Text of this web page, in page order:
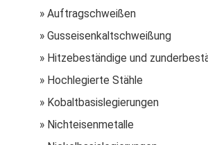
» Auftragschweißen
» Gusseisenkaltschweißung
» Hitzebeständige und
» Hochlegierte Stähle
» Kobaltbasislegierungen
» Nichteisenmetalle